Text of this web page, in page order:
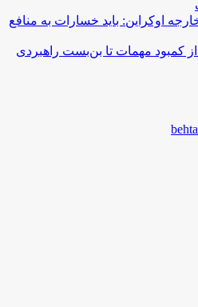
اوکراین: باید خسارات به منافع
از کمبود مهمات تا بن‌بست راهبردی